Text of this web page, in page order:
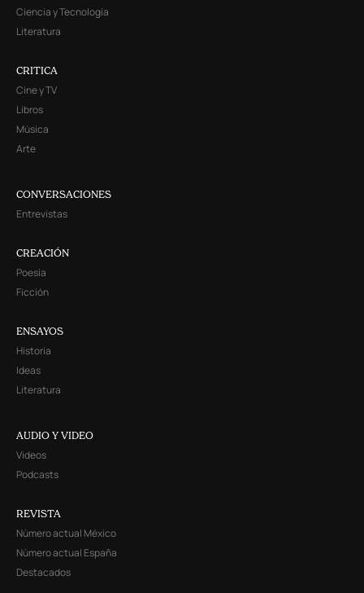
Ciencia y Tecnología
Literatura
CRITICA
Cine y TV
Libros
Música
Arte
CONVERSACIONES
Entrevistas
CREACIÓN
Poesía
Ficción
ENSAYOS
Historia
Ideas
Literatura
AUDIO Y VIDEO
Videos
Podcasts
REVISTA
Número actual México
Número actual España
Destacados